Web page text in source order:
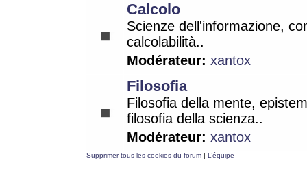
Calcolo
Scienze dell'informazione,
calcolabilità..
Modérateur: xantox
Filosofia
Filosofia della mente,
filosofia della scienza..
Modérateur: xantox
Supprimer tous les cookies du forum | L’équipe